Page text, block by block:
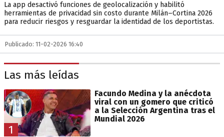
La app desactivó funciones de geolocalización y habilitó
herramientas de privacidad sin costo durante Milán–Cortina 2026
para reducir riesgos y resguardar la identidad de los deportistas.
Publicado: 11-02-2026 16:40
Las más leídas
1
Facundo Medina y la anécdota
viral con un gomero que criticó
a la Selección Argentina tras el
Mundial 2026